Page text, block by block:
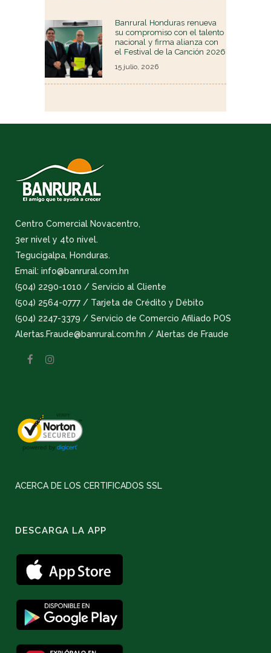
Banrural Honduras renueva
su compromiso con el talento
nacional y firma alianza con
el Festival de la Canción 2026
15 julio, 2026
Centro Comercial Novacentro,
3er nivel y 4to nivel.
Tegucigalpa, Honduras.
Email: info@banrural.com.hn
(504) 2290-1010 / Servicio al Cliente
(504) 2564-0777 / Tarjeta de Crédito y Débito
(504) 2247-3379 / Servicio de Comercio Afiliado POS
Alertas.Fraude@banrural.com.hn / Alertas de Fraude
ACERCA DE LOS CERTIFICADOS SSL
DESCARGA LA APP